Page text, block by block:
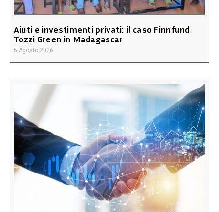
Aiuti e investimenti privati: il caso Finnfund
Tozzi Green in Madagascar
5 Agosto 2026